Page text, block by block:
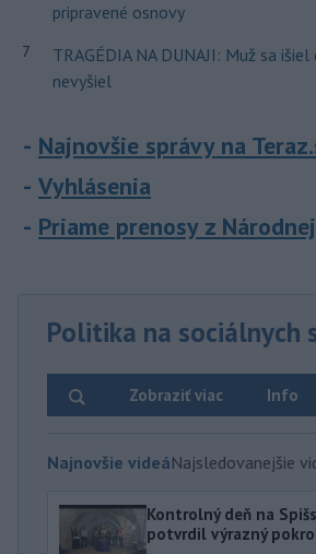
pripravené osnovy
7
TRAGÉDIA NA DUNAJI: Muž sa
nevyšiel
Najnovšie správy na
Vyhlásenia
Priame prenosy z
Politika na sociálnych
Info
Zobraziť viac
Najnovšie videáNajsledovanejšie
Kontrolný deň na
potvrdil výrazný